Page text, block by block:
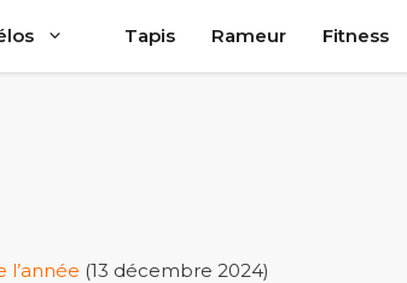
Tapis Rameur Fitness
(13 décembre 2024)